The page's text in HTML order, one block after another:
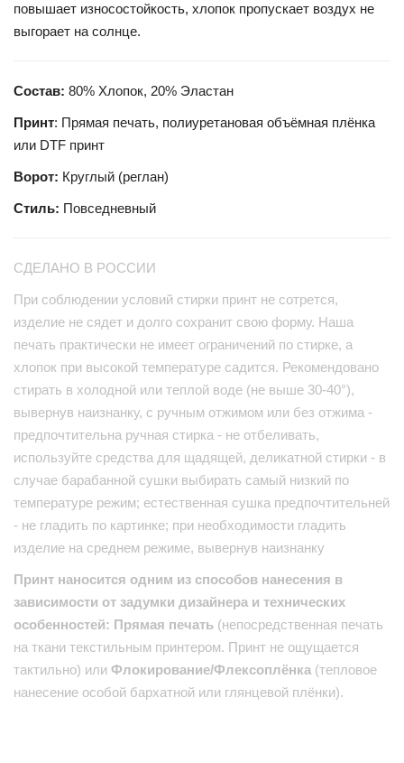
повышает износостойкость, хлопок пропускает воздух не
выгорает на солнце.
Состав: 80% Хлопок, 20% Эластан
Принт: Прямая печать, полиуретановая объёмная плёнка
или DTF принт
Ворот: Круглый (реглан)
Стиль: Повседневный
СДЕЛАНО В РОССИИ
При соблюдении условий стирки принт не сотрется,
изделие не сядет и долго сохранит свою форму. Наша
печать практически не имеет ограничений по стирке, а
хлопок при высокой температуре садится. Рекомендовано
стирать в холодной или теплой воде (не выше 30-40°),
вывернув наизнанку, с ручным отжимом или без отжима -
предпочтительна ручная стирка - не отбеливать,
используйте средства для щадящей, деликатной стирки - в
случае барабанной сушки выбирать самый низкий по
температуре режим; естественная сушка предпочтительней
- не гладить по картинке; при необходимости гладить
изделие на среднем режиме, вывернув наизнанку
Принт наносится одним из способов нанесения в
зависимости от задумки дизайнера и технических
особенностей: Прямая печать (непосредственная печать
на ткани текстильным принтером. Принт не ощущается
тактильно) или Флокирование/Флексоплёнка (тепловое
нанесение особой бархатной или глянцевой плёнки).